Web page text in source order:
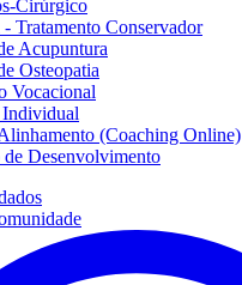
Cirúrgico
Tratamento Conservador
Acupuntura
Osteopatia
Vocacional
(Coaching Online)
de Desenvolvimento